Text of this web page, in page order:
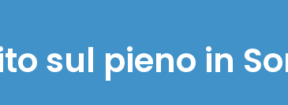
sul pieno in